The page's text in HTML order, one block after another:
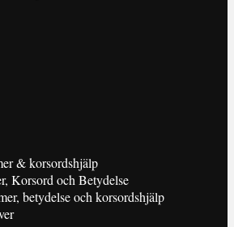
& korsordshjälp
Korsord och Betydelse
betydelse och korsordshjälp